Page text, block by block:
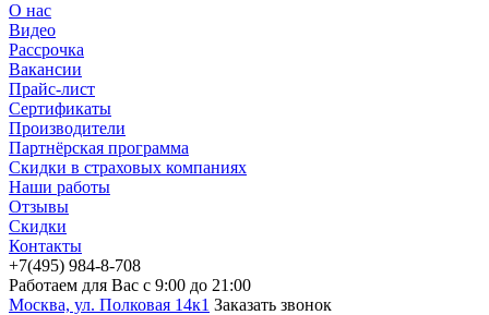
О нас
Видео
Рассрочка
Вакансии
Прайс-лист
Сертификаты
Производители
Партнёрская программа
Скидки в страховых компаниях
Наши работы
Отзывы
Скидки
Контакты
+7(495) 984-8-708
Работаем для Вас с 9:00 до 21:00
Москва, ул. Полковая 14к1 Заказать звонок